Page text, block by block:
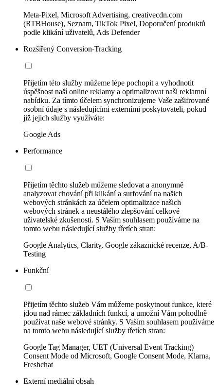
Meta-Pixel, Microsoft Advertising, creativecdn.com
(RTBHouse), Seznam, TikTok Pixel, Doporučení produktů
podle klikání uživatelů, Ads Defender
Rozšířený Conversion-Tracking
Přijetím této služby můžeme lépe pochopit a vyhodnotit
úspěšnost naší online reklamy a optimalizovat naši reklamní
nabídku. Za tímto účelem synchronizujeme Vaše zašifrované
osobní údaje s následujícími externími poskytovateli, pokud
již jejich služby využíváte:
Google Ads
Performance
Přijetím těchto služeb můžeme sledovat a anonymně
analyzovat chování při klikání a surfování na našich
webových stránkách za účelem optimalizace našich
webových stránek a neustálého zlepšování celkové
uživatelské zkušenosti. S Vaším souhlasem používáme na
tomto webu následující služby třetích stran:
Google Analytics, Clarity, Google zákaznické recenze, A/B-
Testing
Funkční
Přijetím těchto služeb Vám můžeme poskytnout funkce, které
jdou nad rámec základních funkcí, a umožní Vám pohodlně
používat naše webové stránky. S Vaším souhlasem používáme
na tomto webu následující služby třetích stran:
Google Tag Manager, UET (Universal Event Tracking)
Consent Mode od Microsoft, Google Consent Mode, Klarna,
Freshchat
Externí mediální obsah